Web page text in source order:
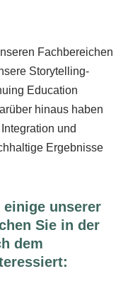
Fachbereichen
Storytelling-
Education
hinaus haben
und
Ergebnisse
unserer
Sie in der
dem